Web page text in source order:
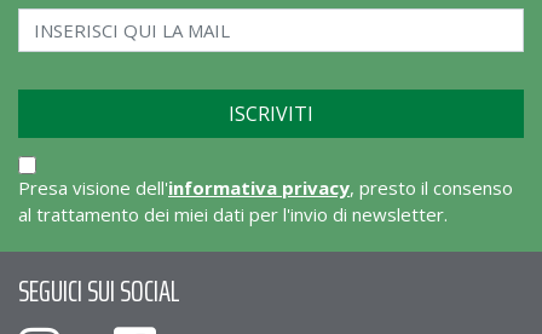
Presa visione dell'informativa privacy, presto il consenso
al trattamento dei miei dati per l'invio di newsletter.
SEGUICI SUI SOCIAL